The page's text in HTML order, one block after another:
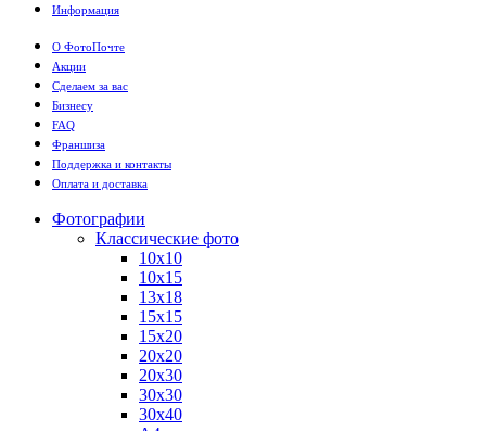
Информация
О ФотоПочте
Акции
Сделаем за вас
Бизнесу
FAQ
Франшиза
Поддержка и контакты
Оплата и доставка
Фотографии
Классические фото
10х10
10х15
13х18
15х15
15х20
20х20
20х30
30х30
30х40